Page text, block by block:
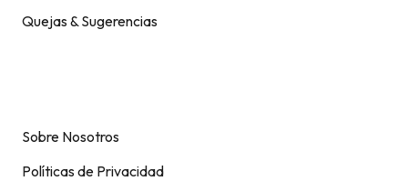
Quejas & Sugerencias
Sobre Nosotros
Políticas de Privacidad